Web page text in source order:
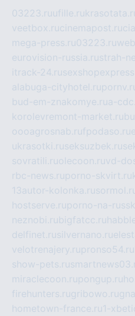
03223.ruufille.ru
veetbox.rucinemapost.ru
mega-press.ru03223.ru
eurovision-russia.rustrah-
itrack-24.ru
alabuga-cityhotel.ru
bud-em-znakomye.rua-
korolevremont-market.ru
oooagrosnab.rufpodaso.ru
ukrasotki.ruseksuzbek.ru
sovratili.ruolecoon.ruvd-
rbc-news.ruporno-skvirt.ru
13autor-kolonka.ru
hostserve.ruporno-na-
neznobi.rubigfatcc.ru
delfinet.rusilvernano.ru
velotrenajery.rupronso54.ru
show-pets.ru
miraclecoon.rupongup.ru
firehunters.rugribowo.ru
hometown-france.ru1-